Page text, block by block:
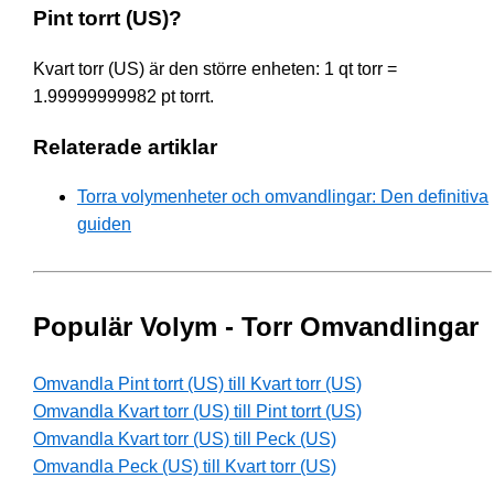
Pint torrt (US)?
Kvart torr (US) är den större enheten: 1 qt torr =
1.99999999982 pt torrt.
Relaterade artiklar
Torra volymenheter och omvandlingar: Den definitiva
guiden
Populär Volym - Torr Omvandlingar
Omvandla Pint torrt (US) till Kvart torr (US)
Omvandla Kvart torr (US) till Pint torrt (US)
Omvandla Kvart torr (US) till Peck (US)
Omvandla Peck (US) till Kvart torr (US)